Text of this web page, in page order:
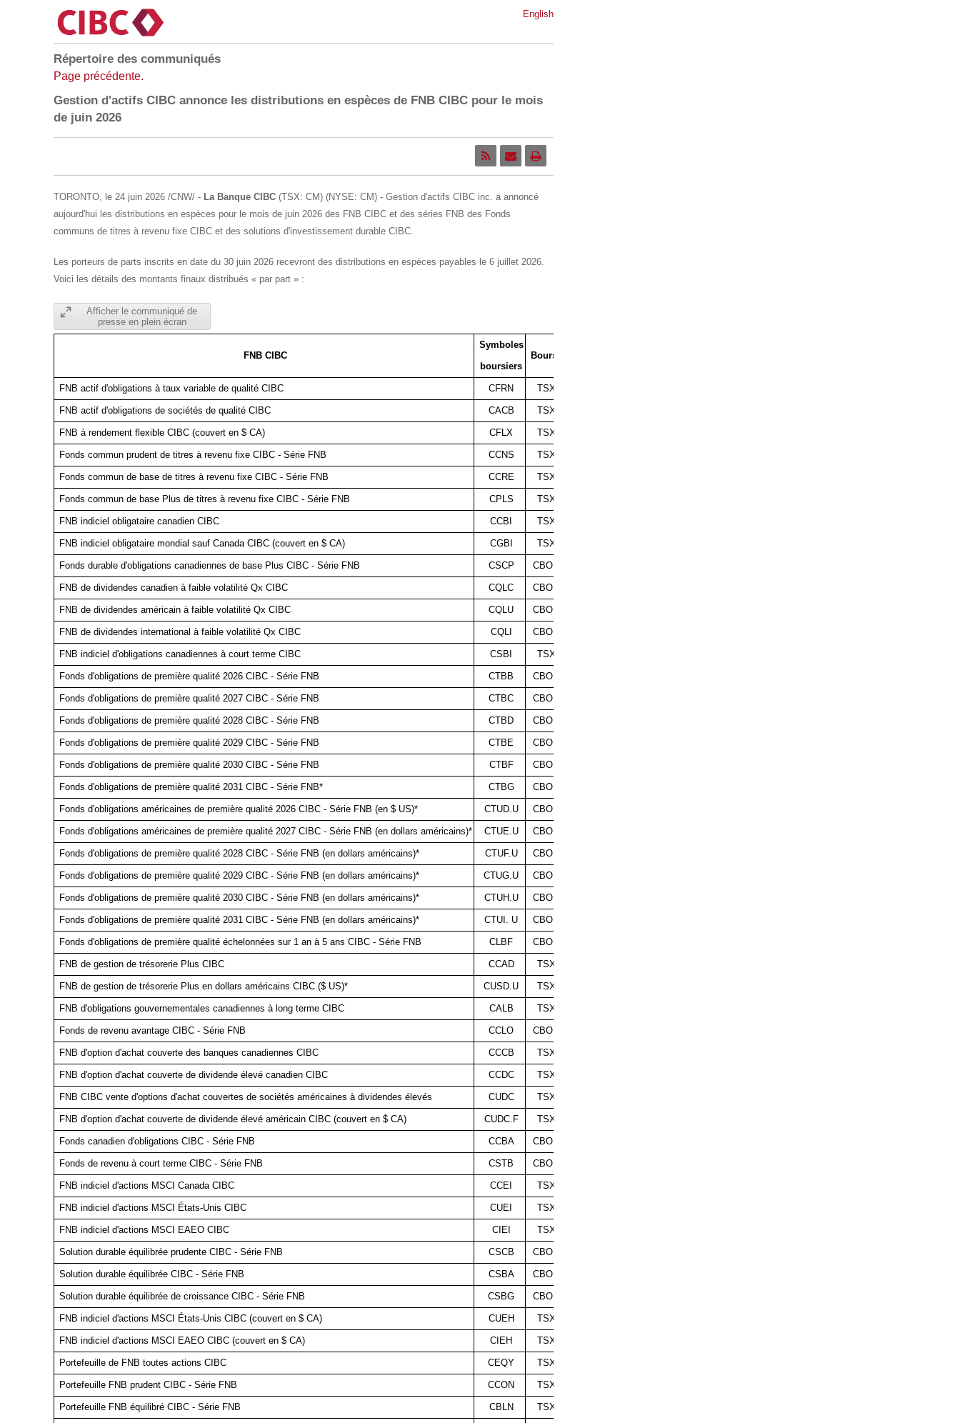
English
Répertoire des communiqués
Page précédente.
Gestion d'actifs CIBC annonce les distributions en espèces de FNB CIBC pour le mois
de juin 2026
TORONTO, le 24 juin 2026 /CNW/ - La Banque CIBC (TSX: CM) (NYSE: CM) - Gestion d'actifs CIBC inc. a annoncé
aujourd'hui les distributions en espèces pour le mois de juin 2026 des FNB CIBC et des séries FNB des Fonds
communs de titres à revenu fixe CIBC et des solutions d'investissement durable CIBC.
Les porteurs de parts inscrits en date du 30 juin 2026 recevront des distributions en espèces payables le 6 juillet 2026.
Voici les détails des montants finaux distribués « par part » :
Afficher le communiqué de
presse en plein écran
FNB CIBC
Symboles
boursiers
Bourse
FNB actif d'obligations à taux variable de qualité CIBC CFRN TSX
FNB actif d'obligations de sociétés de qualité CIBC CACB TSX
FNB à rendement flexible CIBC (couvert en $ CA) CFLX TSX
Fonds commun prudent de titres à revenu fixe CIBC - Série FNB CCNS TSX
Fonds commun de base de titres à revenu fixe CIBC - Série FNB CCRE TSX
Fonds commun de base Plus de titres à revenu fixe CIBC - Série FNB CPLS TSX
FNB indiciel obligataire canadien CIBC CCBI TSX
FNB indiciel obligataire mondial sauf Canada CIBC (couvert en $ CA) CGBI TSX
Fonds durable d'obligations canadiennes de base Plus CIBC - Série FNB CSCP CBOE
FNB de dividendes canadien à faible volatilité Qx CIBC CQLC CBOE
FNB de dividendes américain à faible volatilité Qx CIBC CQLU CBOE
FNB de dividendes international à faible volatilité Qx CIBC CQLI CBOE
FNB indiciel d'obligations canadiennes à court terme CIBC CSBI TSX
Fonds d'obligations de première qualité 2026 CIBC - Série FNB CTBB CBOE
Fonds d'obligations de première qualité 2027 CIBC - Série FNB CTBC CBOE
Fonds d'obligations de première qualité 2028 CIBC - Série FNB CTBD CBOE
Fonds d'obligations de première qualité 2029 CIBC - Série FNB CTBE CBOE
Fonds d'obligations de première qualité 2030 CIBC - Série FNB CTBF CBOE
Fonds d'obligations de première qualité 2031 CIBC - Série FNB* CTBG CBOE
Fonds d'obligations américaines de première qualité 2026 CIBC - Série FNB (en $ US)* CTUD.U CBOE
Fonds d'obligations américaines de première qualité 2027 CIBC - Série FNB (en dollars américains)* CTUE.U CBOE
Fonds d'obligations de première qualité 2028 CIBC - Série FNB (en dollars américains)* CTUF.U CBOE
Fonds d'obligations de première qualité 2029 CIBC - Série FNB (en dollars américains)* CTUG.U CBOE
Fonds d'obligations de première qualité 2030 CIBC - Série FNB (en dollars américains)* CTUH.U CBOE
Fonds d'obligations de première qualité 2031 CIBC - Série FNB (en dollars américains)* CTUI. U CBOE
Fonds d'obligations de première qualité échelonnées sur 1 an à 5 ans CIBC - Série FNB CLBF CBOE
FNB de gestion de trésorerie Plus CIBC CCAD TSX
FNB de gestion de trésorerie Plus en dollars américains CIBC ($ US)* CUSD.U TSX
FNB d'obligations gouvernementales canadiennes à long terme CIBC CALB TSX
Fonds de revenu avantage CIBC - Série FNB CCLO CBOE
FNB d'option d'achat couverte des banques canadiennes CIBC CCCB TSX
FNB d'option d'achat couverte de dividende élevé canadien CIBC CCDC TSX
FNB CIBC vente d'options d'achat couvertes de sociétés américaines à dividendes élevés CUDC TSX
FNB d'option d'achat couverte de dividende élevé américain CIBC (couvert en $ CA) CUDC.F TSX
Fonds canadien d'obligations CIBC - Série FNB CCBA CBOE
Fonds de revenu à court terme CIBC - Série FNB CSTB CBOE
FNB indiciel d'actions MSCI Canada CIBC CCEI TSX
FNB indiciel d'actions MSCI États-Unis CIBC CUEI TSX
FNB indiciel d'actions MSCI EAEO CIBC CIEI TSX
Solution durable équilibrée prudente CIBC - Série FNB CSCB CBOE
Solution durable équilibrée CIBC - Série FNB CSBA CBOE
Solution durable équilibrée de croissance CIBC - Série FNB CSBG CBOE
FNB indiciel d'actions MSCI États-Unis CIBC (couvert en $ CA) CUEH TSX
FNB indiciel d'actions MSCI EAEO CIBC (couvert en $ CA) CIEH TSX
Portefeuille de FNB toutes actions CIBC CEQY TSX
Portefeuille FNB prudent CIBC - Série FNB CCON TSX
Portefeuille FNB équilibré CIBC - Série FNB CBLN TSX